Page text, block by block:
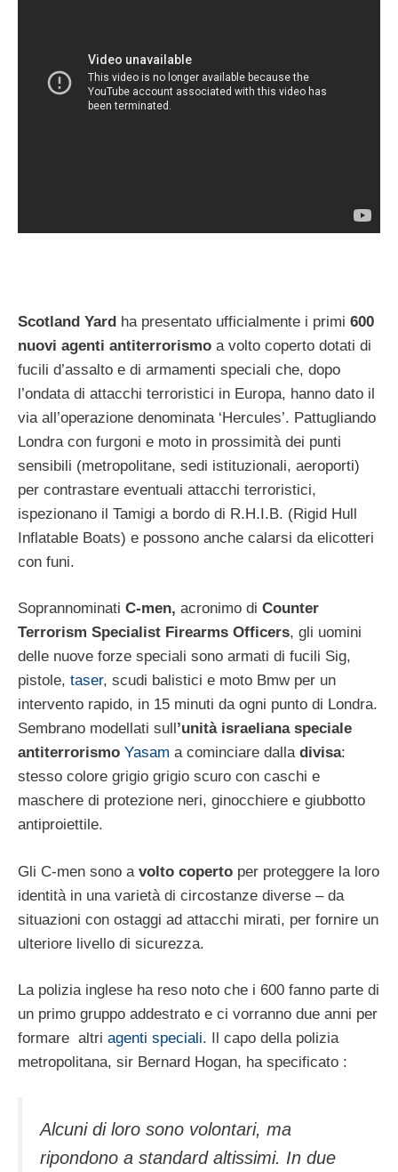
Scotland Yard ha presentato ufficialmente i primi 600
nuovi agenti antiterrorismo a volto coperto dotati di
fucili d’assalto e di armamenti speciali che, dopo
l’ondata di attacchi terroristici in Europa, hanno dato il
via all’operazione denominata ‘Hercules’. Pattugliando
Londra con furgoni e moto in prossimità dei punti
sensibili (metropolitane, sedi istituzionali, aeroporti)
per contrastare eventuali attacchi terroristici,
ispezionano il Tamigi a bordo di R.H.I.B. (Rigid Hull
Inflatable Boats) e possono anche calarsi da elicotteri
con funi.
Soprannominati C-men, acronimo di Counter
Terrorism Specialist Firearms Officers, gli uomini
delle nuove forze speciali sono armati di fucili Sig,
pistole, taser, scudi balistici e moto Bmw per un
intervento rapido, in 15 minuti da ogni punto di Londra.
Sembrano modellati sull ’unità israeliana speciale
antiterrorismo Yasam a cominciare dalla divisa:
stesso colore grigio grigio scuro con caschi e
maschere di protezione neri, ginocchiere e giubbotto
antiproiettile.
Gli C-men sono avolto coperto per proteggere la loro
identità in una varietà di circostanze diverse – da
situazioni con ostaggi ad attacchi mirati, per fornire un
ulteriore livello di sicurezza.
La polizia inglese ha reso noto che i 600 fanno parte di
un primo gruppo addestrato e ci vorranno due anni per
formare altri agenti speciali. Il capo della polizia
metropolitana, sir Bernard Hogan, ha specificato :
Alcuni di loro sono volontari, ma
ripondono a standard altissimi. In due